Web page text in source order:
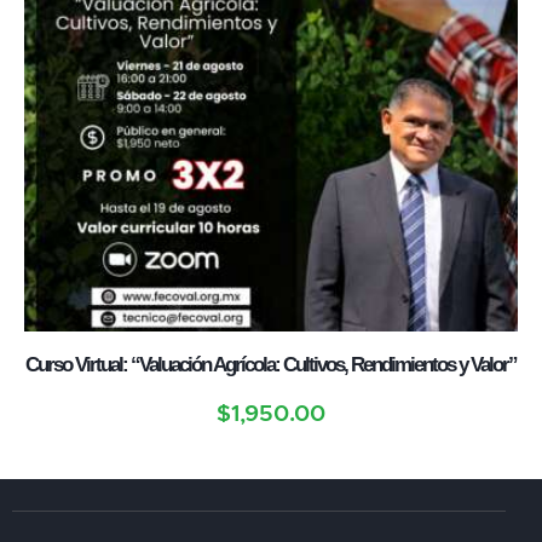
Curso Virtual: “Valuación Agrícola: Cultivos, Rendimientos y Valor”
$1,950.00